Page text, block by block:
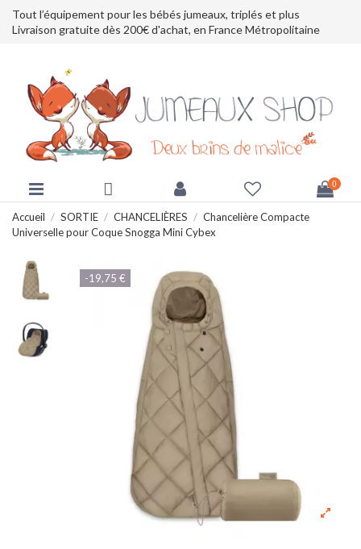
Tout l’équipement pour les bébés jumeaux, triplés et plus
Livraison gratuite dès 200€ d'achat, en France Métropolitaine
0
Accueil SORTIE CHANCELIÈRES
Chancelière Compacte
Universelle pour Coque Snogga Mini Cybex
-19,75 €